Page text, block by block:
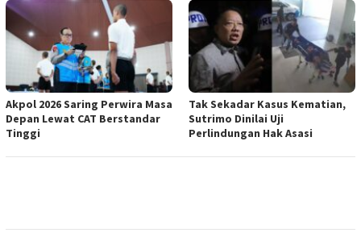
Akpol 2026 Saring Perwira Masa
Depan Lewat CAT Berstandar
Tinggi
Tak Sekadar Kasus Kematian,
Sutrimo Dinilai Uji
Perlindungan Hak Asasi